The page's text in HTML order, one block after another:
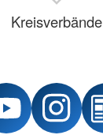
Kreisverbände